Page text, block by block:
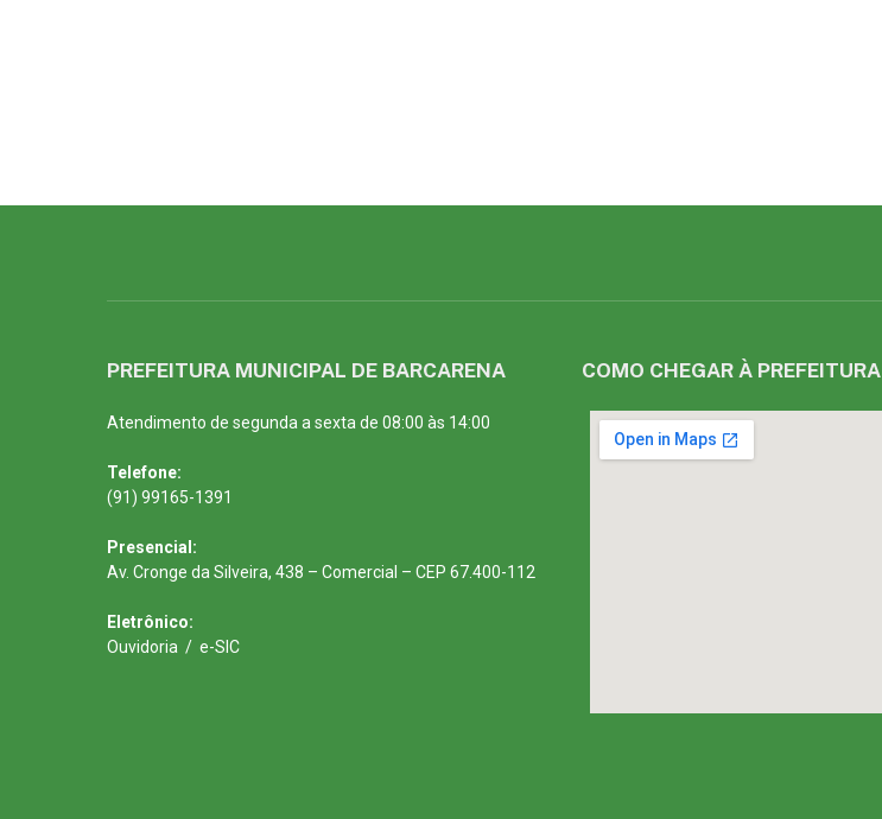
PREFEITURA MUNICIPAL DE BARCARENA
Atendimento de segunda a sexta de 08:00 às 14:00
Telefone:
(91) 99165-1391
Presencial:
Av. Cronge da Silveira, 438 – Comercial – CEP 67.400-112
Eletrônico:
Ouvidoria / e-SIC
COMO CHEGAR À PREFEITURA